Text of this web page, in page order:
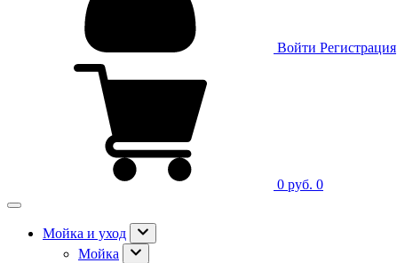
Войти Регистрация
0 руб. 0
Мойка и уход
Мойка